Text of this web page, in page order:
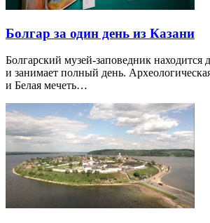
Болгар за один день из Казани
Болгарский музей-заповедник находится
и занимает полный день.
и Белая мечеть…